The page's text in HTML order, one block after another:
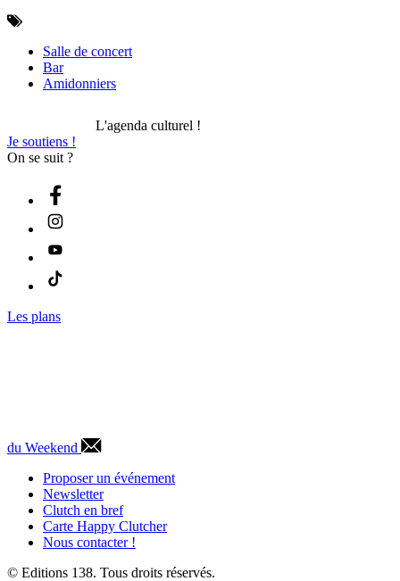
Salle de concert
Bar
Amidonniers
L'agenda culturel !
Je soutiens !
On se suit ?
Les plans
du Weekend
Proposer un événement
Newsletter
Clutch en bref
Carte Happy Clutcher
Nous contacter !
© Editions 138. Tous droits réservés.